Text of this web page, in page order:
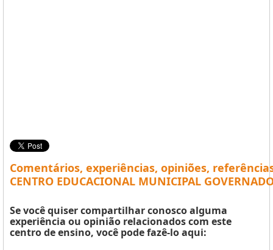
Comentários, experiências, opiniões,
CENTRO EDUCACIONAL MUNICIPAL
Se você quiser compartilhar conosco alguma
experiência ou opinião relacionados com este
centro de ensino, você pode fazê-lo aqui: